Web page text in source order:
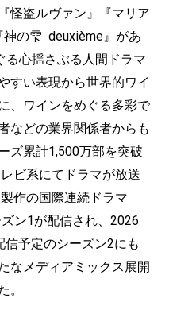
怪盗ルヴァン』『マリア
神の雫 deuxième』があ
る心揺さぶる人間ドラマ
すい表現から世界的ワイ
、ワインをめぐる多彩で
などの業界関係者からも
ズ累計1,500万部を突破
ビ系にてドラマが放送
作の国際連続ドラマ
ン1が配信され、2026
予定のシーズン2にも
なメディアミックス展開
。